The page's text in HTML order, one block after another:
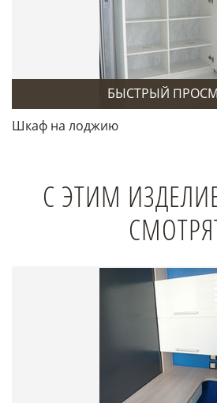
БЫСТРЫЙ
Шкаф на лоджию
С ЭТИМ